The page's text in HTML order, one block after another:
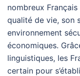
nombreux
qualité de vie, son
environnement
économiques.
linguistiques, les
certain pour